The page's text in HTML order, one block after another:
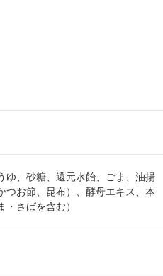
ゆ、砂糖、還元水飴、ごま、油揚
つお節、昆布）、酵母エキス、本
さばを含む）